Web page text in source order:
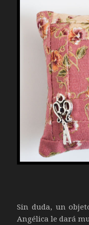
Sin duda, un
Angélica le dará